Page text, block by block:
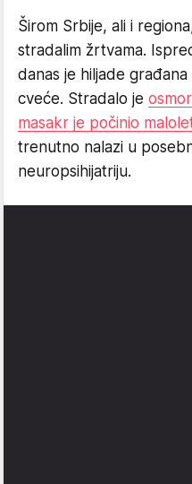
Širom Srbije, ali i
stradalim žrtvama.
danas je hiljade
cveće. Stradalo je
masakr je počinio
trenutno nalazi u
neuropsihijatriju.